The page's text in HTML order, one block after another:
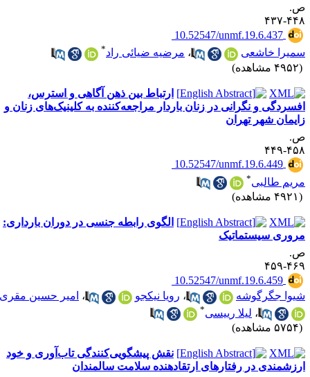
۴۳۷
‎ 10.52547/unmf.19.6.437
خاشعی
،مرضیه ضیائی راد *
ارتباط بین ذهن آگاهی و استرس،
و نگرانی در زنان باردار مراجعه‌کننده به کلینیک‌های زنان و
شهر تهران
۴۴۹
‎ 10.52547/unmf.19.6.449
طالبی
الگوی رابطه جنسی در دوران بارداری:
سیستماتیک
۴۵۹
‎ 10.52547/unmf.19.6.459
جگرگوشه
،رویا نیکجو ،امیر حسین مقری
،لیلا رییسی
نقش پیشگویی‌کنندگی تاب‌آوری و خود
در رفتارهای ارتقادهنده سلامت سالمندان